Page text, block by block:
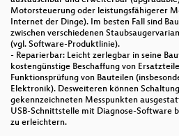
Motorsteuerung oder leistungsfähigerer
Internet der Dinge). Im besten Fall sind
zwischen verschiedenen
(vgl. Software-Produktlinie).
- Reparierbar: Leicht zerlegbar in seine
kostengünstige Beschaffung von
Funktionsprüfung von Bauteilen
Elektronik). Desweiteren können
gekennzeichneten Messpunkten
USB-Schnittstelle mit Diagnose-Software
zu erleichtern.